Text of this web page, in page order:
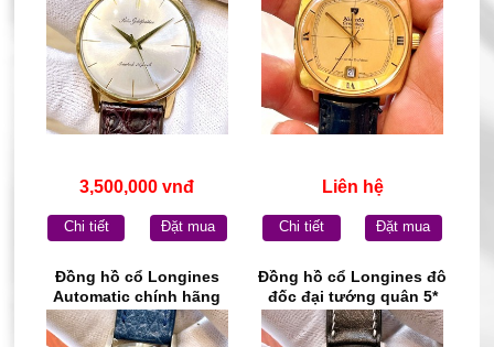
3,500,000 vnđ
Chi tiết Đặt mua
Liên hệ
Chi tiết Đặt mua
Đồng hồ cổ Longines
Automatic chính hãng
Thụy Sĩ
Đồng hồ cổ Longines đô
đốc đại tướng quân 5*
Automatic chính hãng
Thụy Sĩ